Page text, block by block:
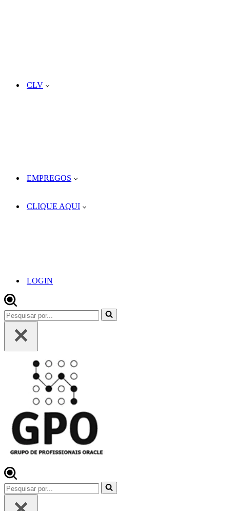
CLV
EMPREGOS
CLIQUE AQUI
LOGIN
Pesquisar
por...
Pesquisar
por...